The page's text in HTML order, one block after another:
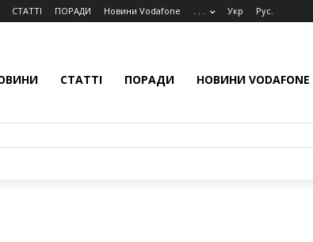
СТАТТІ ПОРАДИ Новини Vodafone . . . Укр Рус.
СТАТТІ ПОРАДИ НОВИНИ VODAFONE